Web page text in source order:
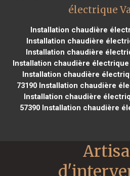
électrique
Installation chaudière
Installation chaudière
Installation chaudière
Installation chaudière électrique
Installation chaudière
73190Installation chaudière
Installation chaudière
57390 Installation chaudière